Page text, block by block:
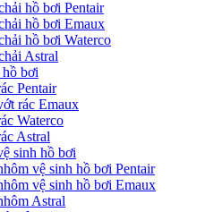
hồ bơi Pentair
hồ bơi Emaux
hồ bơi Waterco
Astral
bơi
Pentair
rác Emaux
Waterco
Astral
sinh hồ bơi
vệ sinh hồ bơi Pentair
vệ sinh hồ bơi Emaux
Astral